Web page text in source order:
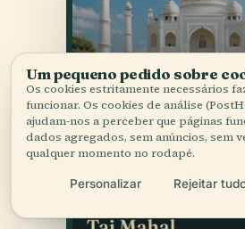
Um pequeno pedido sobre
Os cookies estritamente necessários
funcionar. Os cookies de análise
ajudam-nos a perceber que páginas
dados agregados, sem anúncios, sem
qualquer momento no rodapé.
Personalizar Rejeitar